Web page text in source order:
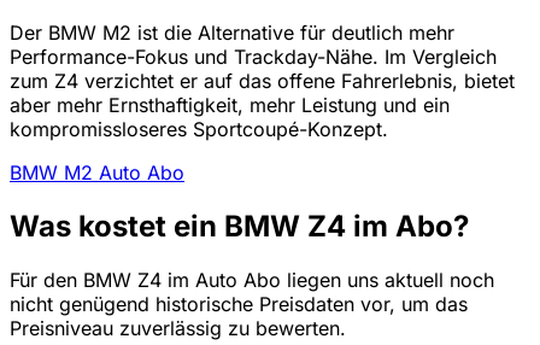
Der BMW M2 ist die Alternative für deutlich mehr
Performance-Fokus und Trackday-Nähe. Im Vergleich
zum Z4 verzichtet er auf das offene Fahrerlebnis, bietet
aber mehr Ernsthaftigkeit, mehr Leistung und ein
kompromissloseres Sportcoupé-Konzept.
BMW M2 Auto Abo
Was kostet ein BMW Z4 im Abo?
Für den BMW Z4 im Auto Abo liegen uns aktuell noch
nicht genügend historische Preisdaten vor, um das
Preisniveau zuverlässig zu bewerten.